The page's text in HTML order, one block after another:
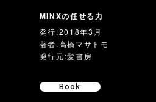
MINXの任せる力
発行:2018年3月
著者:高橋マサトモ
発行元:髪書房
Book